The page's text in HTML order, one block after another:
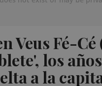
Veus Fé-
los
a la